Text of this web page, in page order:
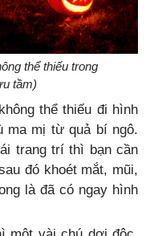
thể thiếu trong
tầm)
thể thiếu đi hình
ma mị từ quả bí ngô.
trang trí thì bạn cần
đó khoét mắt, mũi,
là đã có ngay hình